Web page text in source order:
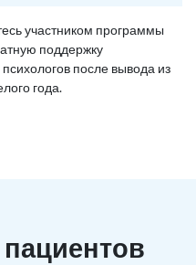
участником программы
поддержку
после вывода из
года.